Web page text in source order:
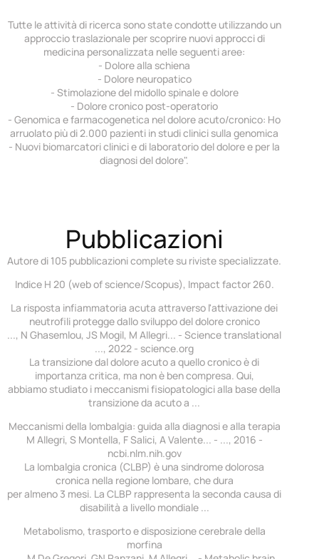
Tutte le attività di ricerca sono state condotte utilizzando un
approccio traslazionale per scoprire nuovi approcci di
medicina personalizzata nelle seguenti aree:
- Dolore alla schiena
- Dolore neuropatico
- Stimolazione del midollo spinale e dolore
- Dolore cronico post-operatorio
- Genomica e farmacogenetica nel dolore acuto/cronico: Ho
arruolato più di 2.000 pazienti in studi clinici sulla genomica
- Nuovi biomarcatori clinici e di laboratorio del dolore e per la
diagnosi del dolore".
Pubblicazioni
Autore di 105 pubblicazioni complete su riviste specializzate.
Indice H 20 (web of science/Scopus), Impact factor 260.
La risposta infiammatoria acuta attraverso l'attivazione dei
neutrofili protegge dallo sviluppo del dolore cronico
..., N Ghasemlou, JS Mogil, M Allegri... - Science translational
..., 2022 - science.org
La transizione dal dolore acuto a quello cronico è di
importanza critica, ma non è ben compresa. Qui,
abbiamo studiato i meccanismi fisiopatologici alla base della
transizione da acuto a ...
Meccanismi della lombalgia: guida alla diagnosi e alla terapia
M Allegri, S Montella, F Salici, A Valente... - ..., 2016 -
ncbi.nlm.nih.gov
La lombalgia cronica (CLBP) è una sindrome dolorosa
cronica nella regione lombare, che dura
per almeno 3 mesi. La CLBP rappresenta la seconda causa di
disabilità a livello mondiale ...
Metabolismo, trasporto e disposizione cerebrale della
morfina